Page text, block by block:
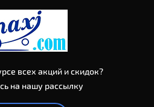
всех акций и скидок?
на нашу рассылку